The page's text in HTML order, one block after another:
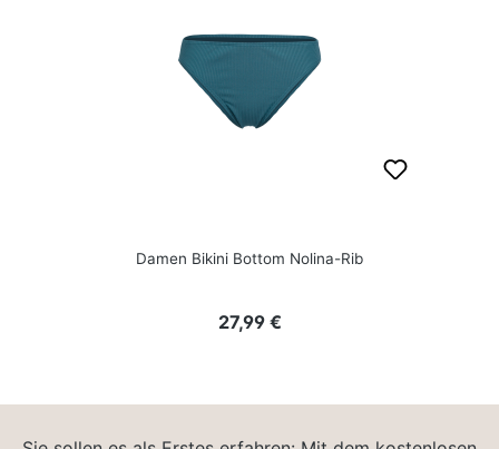
Damen Bikini Bottom Nolina-Rib
Regulärer Preis:
27,99 €